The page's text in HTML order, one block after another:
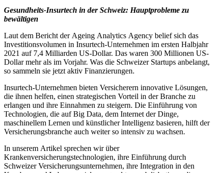
Gesundheits-Insurtech in der Schweiz: Hauptprobleme zu
bewältigen
Laut dem Bericht der Ageing Analytics Agency belief sich das
Investitionsvolumen in Insurtech-Unternehmen im ersten Halbjahr
2021 auf 7,4 Milliarden US-Dollar. Das waren 300 Millionen US-
Dollar mehr als im Vorjahr. Was die Schweizer Startups anbelangt,
so sammeln sie jetzt aktiv Finanzierungen.
Insurtech-Unternehmen bieten Versicherern innovative Lösungen,
die ihnen helfen, einen strategischen Vorteil in der Branche zu
erlangen und ihre Einnahmen zu steigern. Die Einführung von
Technologien, die auf Big Data, dem Internet der Dinge,
maschinellem Lernen und künstlicher Intelligenz basieren, hilft der
Versicherungsbranche auch weiter so intensiv zu wachsen.
In unserem Artikel sprechen wir über
Krankenversicherungstechnologien, ihre Einführung durch
Schweizer Versicherungsunternehmen, ihre Integration in den